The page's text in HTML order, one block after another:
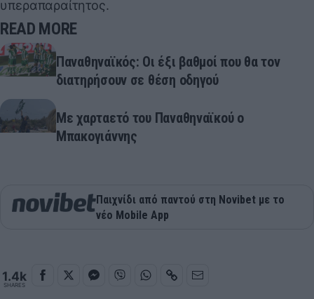
υπεραπαραίτητος.
READ MORE
Παναθηναϊκός: Οι έξι βαθμοί που θα τον
διατηρήσουν σε θέση οδηγού
Με χαρταετό του Παναθηναϊκού ο
Μπακογιάννης
Παιχνίδι από παντού στη Novibet με το
νέο Mobile App
1.4k
SHARES